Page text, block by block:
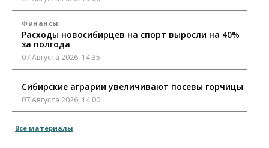
Финансы
Расходы новосибирцев на спорт выросли на 40%
за полгода
07 Августа 2026, 14:35
Сибирские аграрии увеличивают посевы горчицы
07 Августа 2026, 14:00
В Новосибирске многодетным семьям вручили
Все материалы